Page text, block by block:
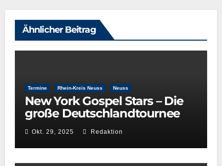
Ähnlicher Beitrag
Termine Rhein-Kreis Neuss Neuss
New York Gospel Stars – Die
große Deutschlandtournee
2025/26
Okt. 29, 2025 Redaktion